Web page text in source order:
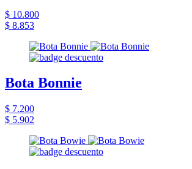
$ 10.800
$ 8.853
Bota Bonnie
$ 7.200
$ 5.902